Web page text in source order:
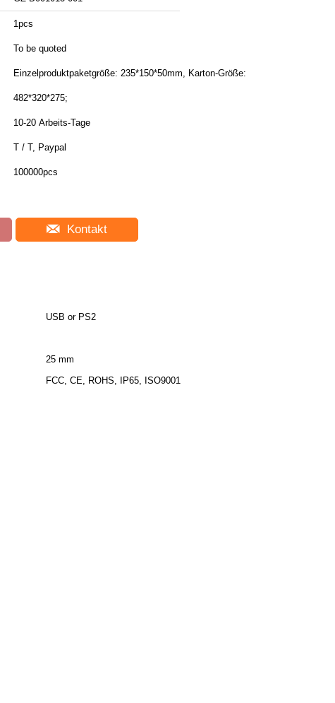
1pcs
To be quoted
Einzelproduktpaketgröße: 235*150*50mm, Karton-Größe:
482*320*275;
10-20 Arbeits-Tage
T / T, Paypal
100000pcs
Kontakt
USB or PS2
25 mm
FCC, CE, ROHS, IP65, ISO9001